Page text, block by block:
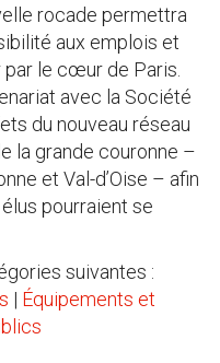
rocade permettra
aux emplois et
par le cœur de Paris.
avec la Société
du nouveau réseau
la grande couronne –
et Val-d’Oise – afin
pourraient se
suivantes :
| Équipements et